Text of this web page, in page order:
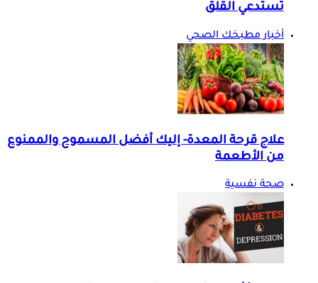
تستدعي القلق
أخبار مطبخك الصحي
علاج قرحة المعدة- إليك أفضل المسموح والممنوع
من الأطعمة
صحة نفسية